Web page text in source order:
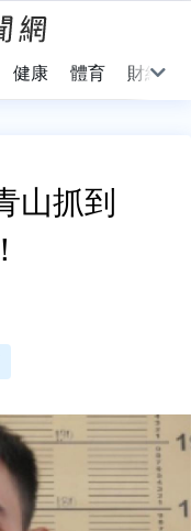
健康 體育 財經
山抓到